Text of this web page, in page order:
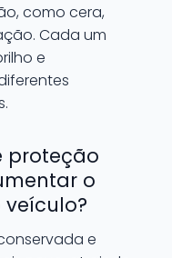
como cera,
Cada um
e
proteção
o
e